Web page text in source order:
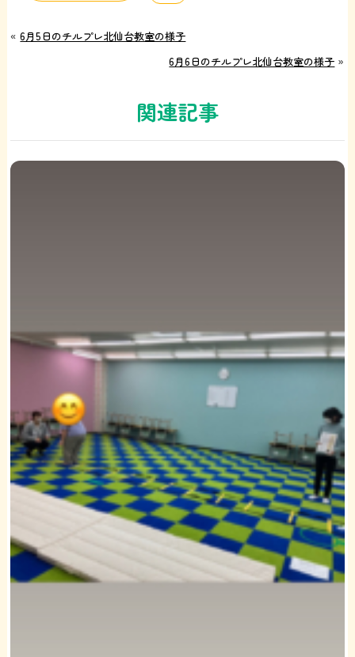
«6月5日のチルプレ北仙台教室の様子
6月6日のチルプレ北仙台教室の様子 »
関連記事